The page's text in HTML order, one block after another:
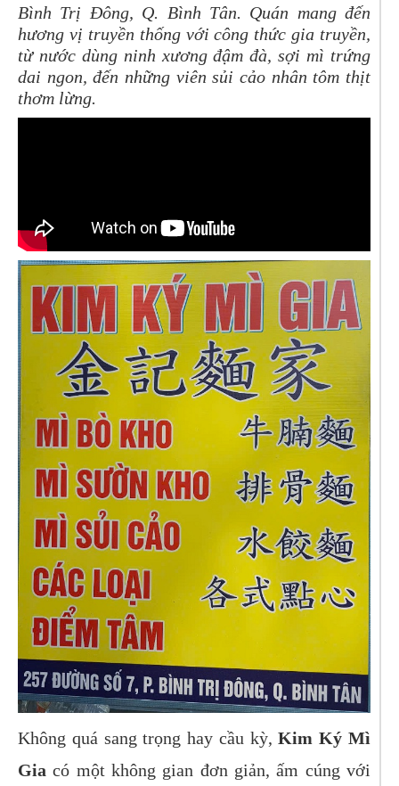
Bình Trị Đông, Q. Bình Tân. Quán mang đến
hương vị truyền thống với công thức gia truyền,
từ nước dùng ninh xương đậm đà, sợi mì trứng
dai ngon, đến những viên sủi cảo nhân tôm thịt
thơm lừng.
Không quá sang trọng hay cầu kỳ,Kim Ký Mì
Giacó một không gian đơn giản, ấm cúng với